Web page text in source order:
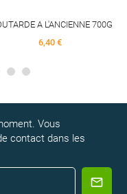
A L'ANCIENNE 700G
6,40 €
Vous
contact dans les